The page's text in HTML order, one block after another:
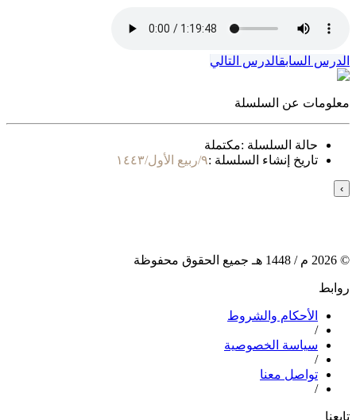
الدرس السابقالدرس التالي
معلومات عن السلسلة
حالة السلسلة :مكتملة
تاريخ إنشاء السلسلة :٩/ربيع الأول/١٤٤٣
›
©
2026 م / 1448 هـ جميع الحقوق محفوظة
روابط
الأحكام والشروط
/
سياسة الخصوصية
/
تواصل معنا
/
تابعنا